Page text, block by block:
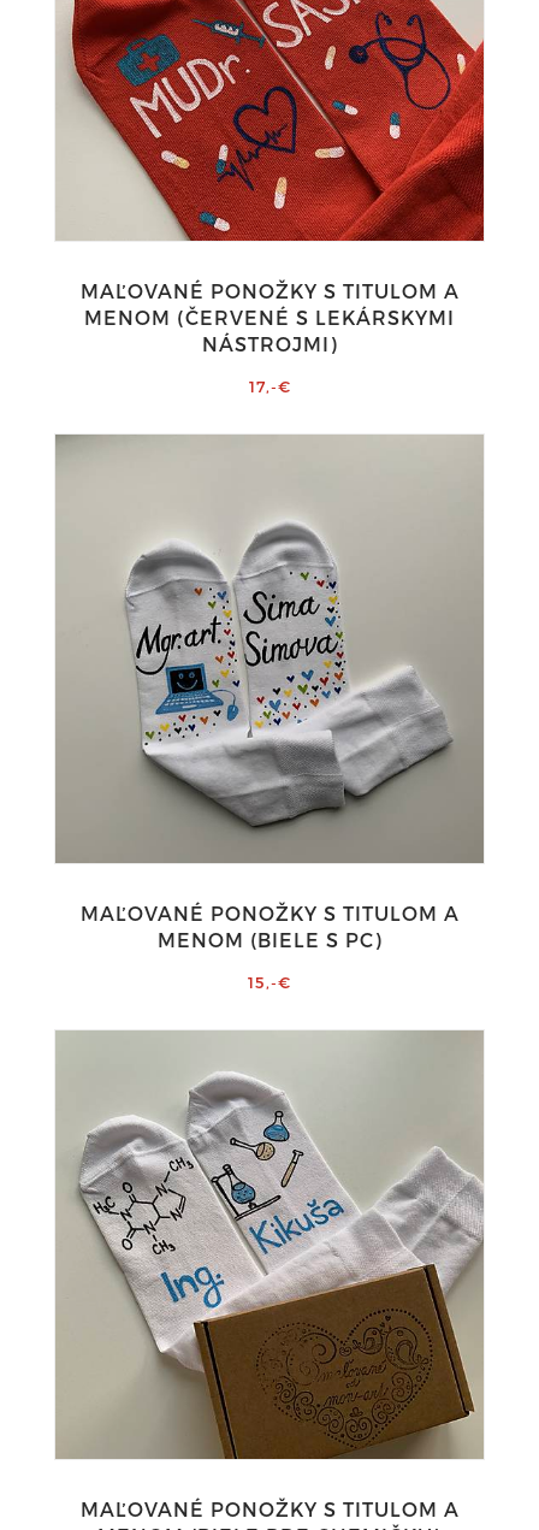
MAĽOVANÉ PONOŽKY S TITULOM A
MENOM (ČERVENÉ S LEKÁRSKYMI
NÁSTROJMI)
17,-€
MAĽOVANÉ PONOŽKY S TITULOM A
MENOM (BIELE S PC)
15,-€
MAĽOVANÉ PONOŽKY S TITULOM A